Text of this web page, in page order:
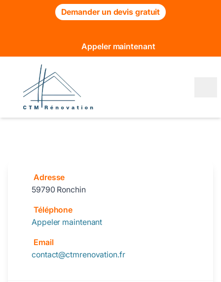
Demander un devis gratuit
Appeler maintenant
Adresse
59790 Ronchin
Téléphone
Appeler maintenant
Email
contact@ctmrenovation.fr